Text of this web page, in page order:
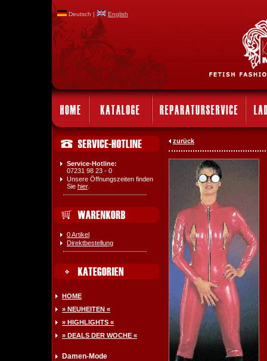
Deutsch | English
Service-Hotline:
07231 98 23 - 0
Unsere Öffnungszeiten finden
Sie hier.
0 Artikel
Direktbestellung
HOME
» NEUHEITEN «
» HIGHLIGHTS «
» DEALS DER WOCHE «
Damen-Mode
zurück